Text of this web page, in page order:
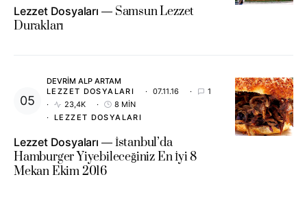
Lezzet Dosyaları
Samsun Lezzet
Durakları
DEVRIM ALP ARTAM
LEZZET DOSYALARI
07.11.16
1
23,4K
8 MIN
LEZZET DOSYALARI
Lezzet Dosyaları
İstanbul’da
Hamburger Yiyebileceğiniz En İyi 8
Mekan Ekim 2016